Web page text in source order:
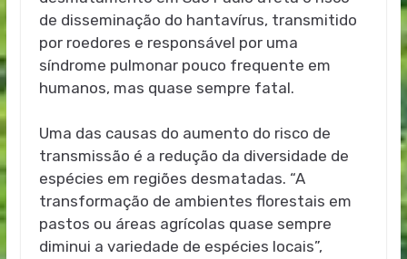
de disseminação do hantavírus, transmitido
por roedores e responsável por uma
síndrome pulmonar pouco frequente em
humanos, mas quase sempre fatal.
Uma das causas do aumento do risco de
transmissão é a redução da diversidade de
espécies em regiões desmatadas. “A
transformação de ambientes florestais em
pastos ou áreas agrícolas quase sempre
diminui a variedade de espécies locais”,